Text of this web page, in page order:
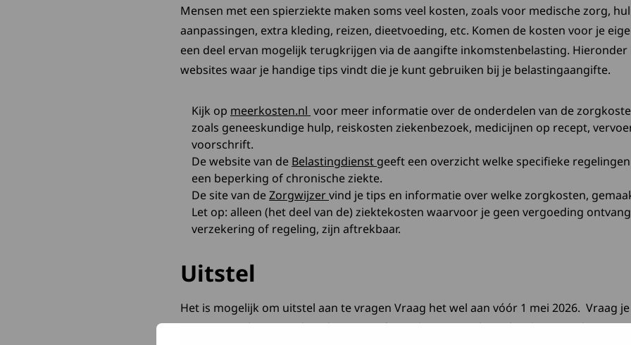
Mensen met een spierziekte maken soms veel kosten, zoals voor medische zorg,
aanpassingen, extra kleding, reizen, dieetvoeding, etc. Komen de kosten voor je
een deel ervan mogelijk terugkrijgen via de aangifte inkomstenbelasting. Hieronder
websites waar je handige tips vindt die je kunt gebruiken bij je belastingaangifte.
Kijk op meerkosten.nl Deze link opent in een nieuw tabblad
voor meer informatie over de onderdelen van de
zoals geneeskundige hulp, reiskosten ziekenbezoek, medicijnen op recept,
voorschrift.
De website van de Belastingdienst Deze link opent in een nieuw tabblad
geeft een overzicht welke specifieke
een beperking of chronische ziekte.
De site van deZorgwijzerDeze link opent in een nieuw tabblad
vind je tips en informatie over welke zorgkosten,
Let op: alleen (het deel van de) ziektekosten waarvoor je geen vergoeding
verzekering of regeling, zijn aftrekbaar.
Uitstel
Het is mogelijk om uitstel aan te vragen Vraag het wel aan vóór 1 mei 2026. Vraag
tot 1 september 2026 de tijd om aangifte te doen. Uitstel regel je door in te loggen